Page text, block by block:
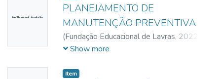
No Thumbnail Available
PLANEJAMENTO DE
MANUTENÇÃO PREVENTIVA
(Fundação Educacional de Lavras, 2022-
10-29)Freire, Cleidson Freitas
Show more
Item